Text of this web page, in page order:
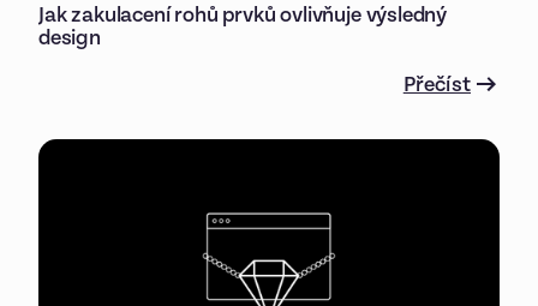
Jak zakulacení rohů prvků ovlivňuje výsledný
design
Přečíst